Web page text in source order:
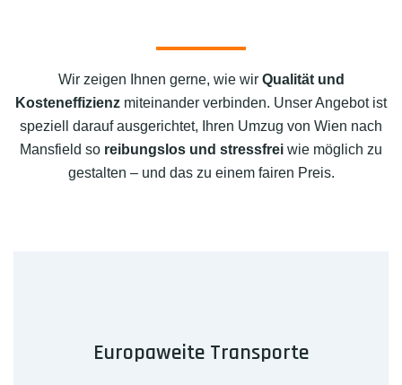
Wir zeigen Ihnen gerne, wie wir Qualität und
Kosteneffizienz miteinander verbinden. Unser Angebot ist
speziell darauf ausgerichtet, Ihren Umzug von Wien nach
Mansfield so reibungslos und stressfrei wie möglich zu
gestalten – und das zu einem fairen Preis.
Europaweite Transporte